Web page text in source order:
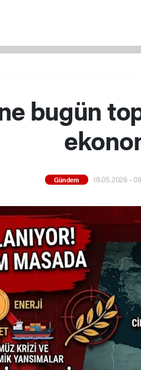
bugün
Gündem 18.05.2026 -